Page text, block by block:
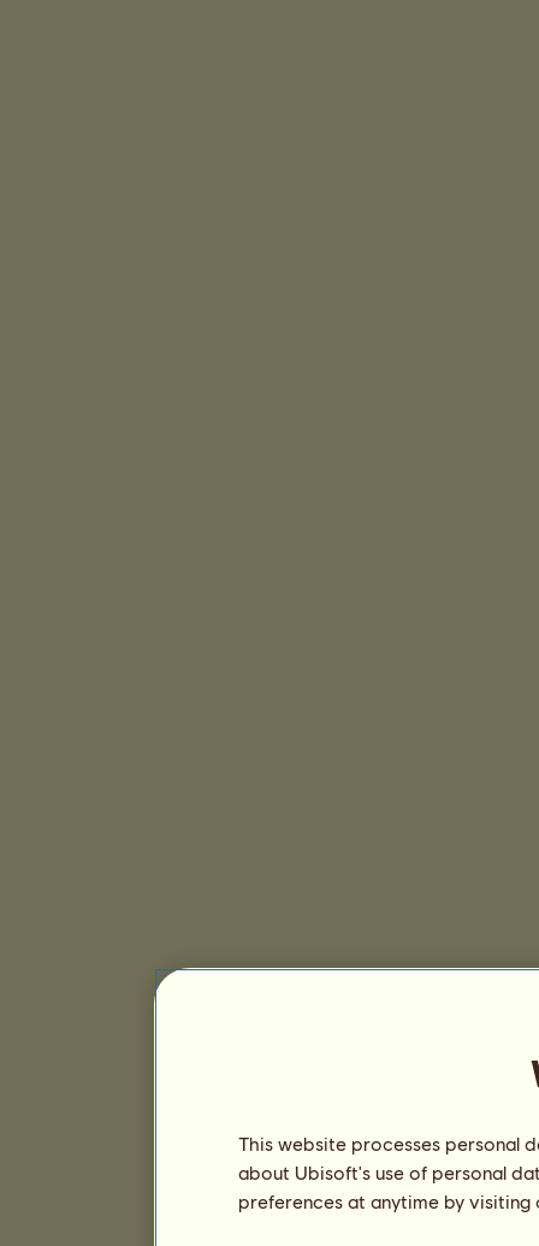
This website processes personal
about Ubisoft's use of personal
preferences at anytime by